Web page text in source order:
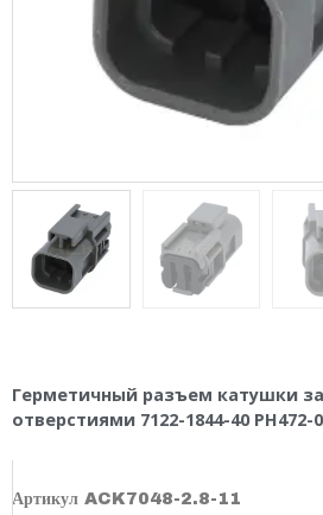
Герметичный разъем катушки
отверстиями 7122-1844-40 PH472-
Артикул ACK7048-2.8-11